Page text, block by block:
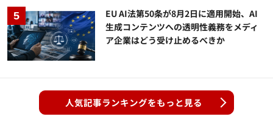
EU AI法第50条が8月2日に適用開始、AI
生成コンテンツへの透明性義務をメディ
ア企業はどう受け止めるべきか
人気記事ランキングをもっと見る